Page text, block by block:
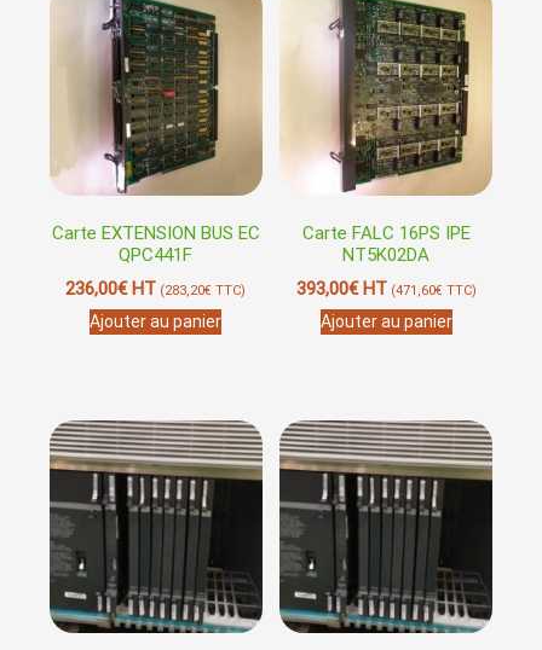
Carte EXTENSION BUS EC
QPC441F
236,00€HT (283,20€ TTC)
Ajouter au panier
Carte FALC 16PS IPE
NT5K02DA
393,00€HT (471,60€TTC)
Ajouter au panier